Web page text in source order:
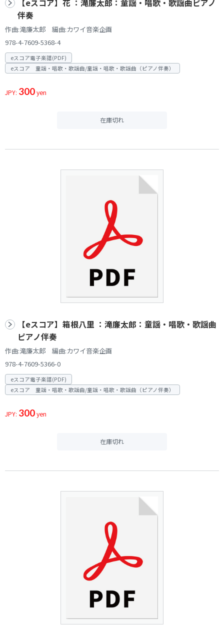
【eスコア】花 ：滝廉太郎：童謡・唱歌・歌謡曲ピアノ
伴奏
作曲:滝廉太郎 編曲:カワイ音楽企画
978-4-7609-5368-4
eスコア電子楽譜(PDF)
eスコア 童謡・唱歌・歌謡曲/童謡・唱歌・歌謡曲（ピアノ伴奏）
JPY: 300yen
在庫切れ
【eスコア】箱根八里 ：滝廉太郎：童謡・唱歌・歌謡曲
ピアノ伴奏
作曲:滝廉太郎 編曲:カワイ音楽企画
978-4-7609-5366-0
eスコア電子楽譜(PDF)
eスコア 童謡・唱歌・歌謡曲/童謡・唱歌・歌謡曲（ピアノ伴奏）
JPY: 300yen
在庫切れ